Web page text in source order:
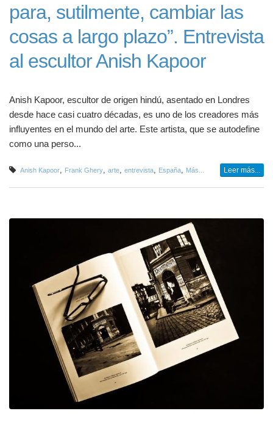
para, sutilmente, cambiar las
cosas a largo plazo”. Entrevista
al escultor Anish Kapoor
Anish Kapoor, escultor de origen hindú, asentado en Londres
desde hace casi cuatro décadas, es uno de los creadores más
influyentes en el mundo del arte. Este artista, que se autodefine
como una perso...
Anish Kapoor Frank Ghery arte entrevista España Más... Leer más...